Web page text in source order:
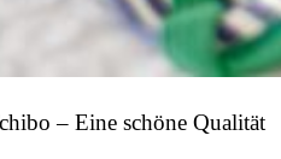
– Eine schöne Qualität